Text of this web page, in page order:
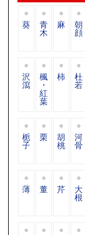
葵 青
木
麻 朝
顔
沢
瀉
楓
・
紅
葉
柿 杜
若
栀
子
栗 胡
桃
河
骨
薄 董 芹 大
根